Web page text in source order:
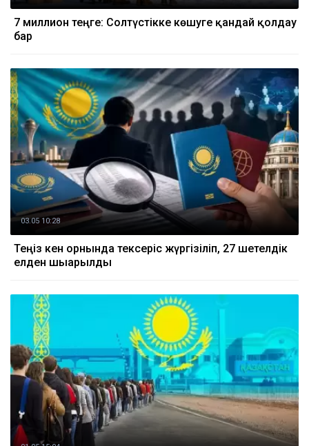
7 миллион теңге: Солтүстікке көшуге қандай қолдау
бар
03.05 10:28
Теңіз кен орнында тексеріс жүргізіліп, 27 шетелдік
елден шығарылды